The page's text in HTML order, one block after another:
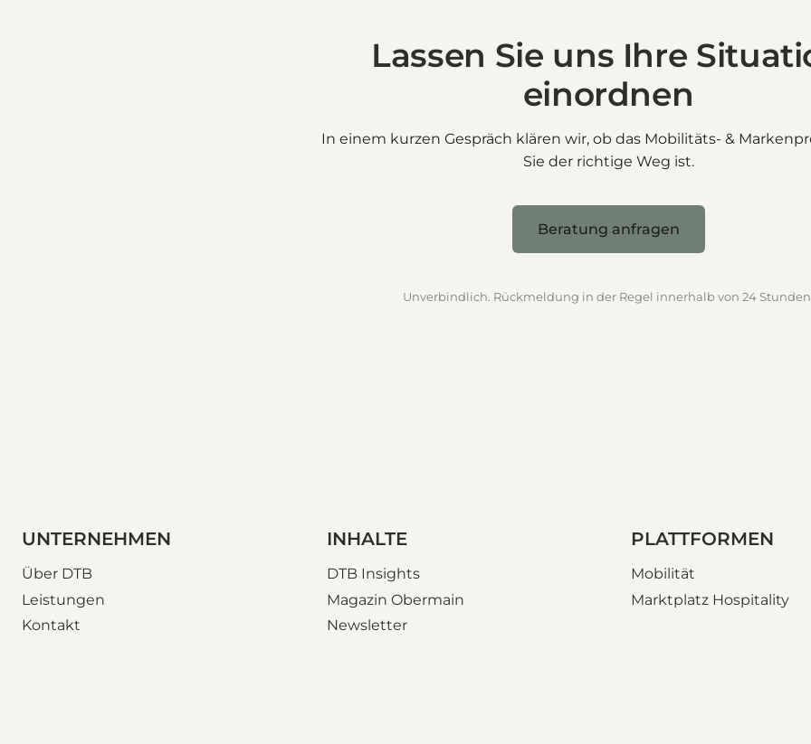
Lassen Sie uns Ihre
einordnen
In einem kurzen Gespräch klären wir, ob das Mobilitäts- &
Sie der richtige Weg ist.
Beratung anfragen
Unverbindlich. Rückmeldung in der Regel innerhalb von 24
UNTERNEHMEN
Über DTB
Leistungen
Kontakt
INHALTE
DTB Insights
Magazin Obermain
Newsletter
PLATTFORMEN
Mobilität
Marktplatz Hospitality